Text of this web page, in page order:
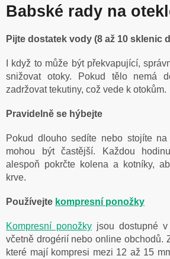
Babské rady na
Pijte dostatek vody (8 až 10 sklenic
I když to může být překvapující,
snižovat otoky. Pokud tělo nemá
zadržovat tekutiny, což vede k otokům.
Pravidelně se hýbejte
Pokud dlouho sedíte nebo stojíte
mohou být častější. Každou
alespoň pokrčte kolena a kotníky,
krve.
Používejte kompresní ponožky
Kompresní ponožky jsou dostupné v
včetně drogérií nebo online obchodů.
které mají kompresi mezi 12 až 15